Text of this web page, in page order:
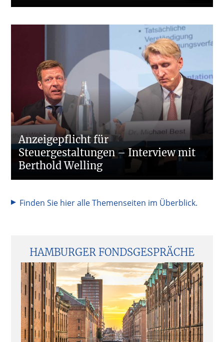
Anzeigepflicht für
Steuergestaltungen – Interview mit
Berthold Welling
Finden Sie hier alle Themenseiten im Überblick.
HAMBURGER FONDSGESPRÄCHE